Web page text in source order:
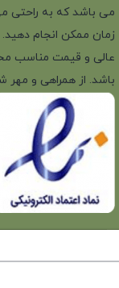
می باشد که به راحتی
زمان ممکن انجام دهید.
عالی و قیمت مناسب
باشد. از همراهی و مهر